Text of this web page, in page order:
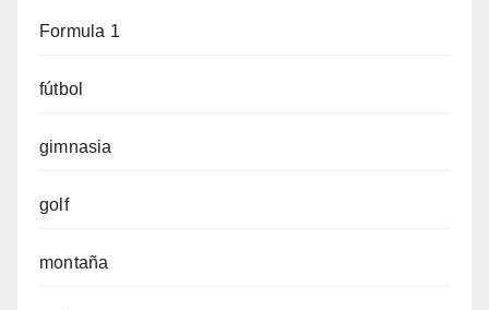
Formula 1
fútbol
gimnasia
golf
montaña